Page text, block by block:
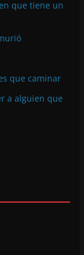
que tiene un
que caminar
a alguien que